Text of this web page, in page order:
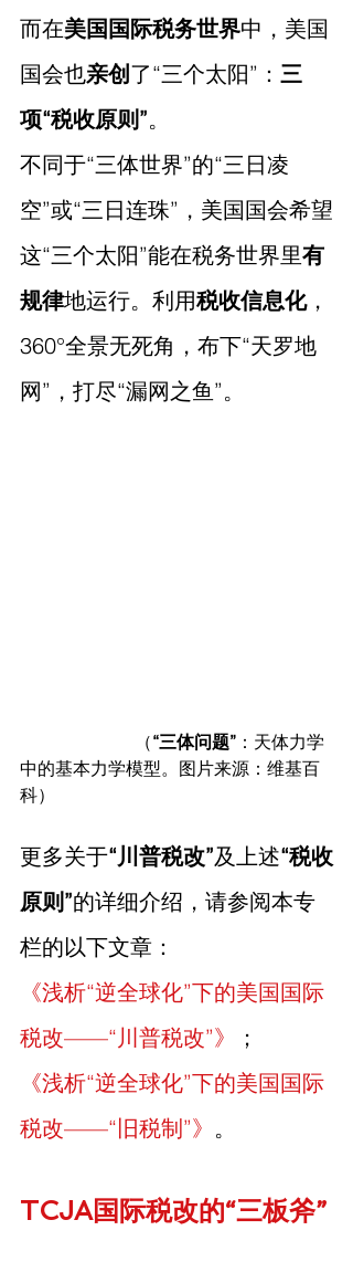
而在美国国际税务世界中，美国
国会也亲创了“三个太阳”： 三
项“税收原则”。
不同于“三体世界”的“三日凌
空”或“三日连珠”，美国国会希望
这“三个太阳”能在税务世界里有
规律地运行。利用税收信息化，
360°全景无死角，布下“天罗地
网”，打尽“漏网之鱼”。
（“三体问题” ：天体力学
中的基本力学模型。图片来源：维基百
科）
更多关于“川普税改”及上述“税收
原则”的详细介绍，请参阅本专
栏的以下文章：
《浅析“逆全球化”下的美国国际
税改——“川普税改”》
；
《浅析“逆全球化”下的美国国际
税改——“旧税制”》 。
TCJA国际税改的“三板斧”